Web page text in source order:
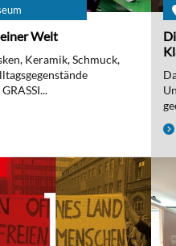
Welt
Keramik, Schmuck,